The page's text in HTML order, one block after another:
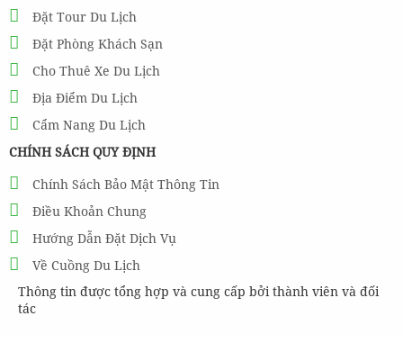
Đặt Tour Du Lịch
Đặt Phòng Khách Sạn
Cho Thuê Xe Du Lịch
Địa Điểm Du Lịch
Cẩm Nang Du Lịch
CHÍNH SÁCH QUY ĐỊNH
Chính Sách Bảo Mật Thông Tin
Điều Khoản Chung
Hướng Dẫn Đặt Dịch Vụ
Về Cuồng Du Lịch
Thông tin được tổng hợp và cung cấp bởi thành viên và đối
tác